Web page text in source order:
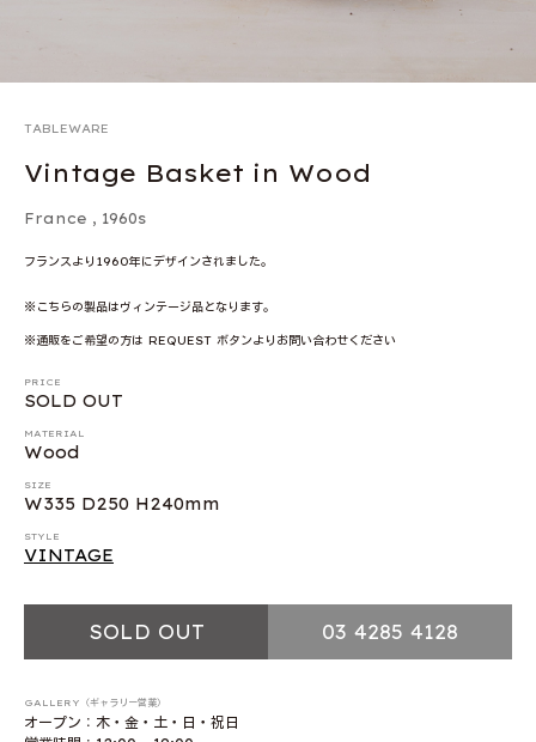
TABLEWARE
Vintage Basket in Wood
France , 1960s
フランスより1960年にデザインされました。
※こちらの製品はヴィンテージ品となります。
※通販をご希望の方は REQUEST ボタンよりお問い合わせください
PRICE
SOLD OUT
MATERIAL
Wood
SIZE
W335 D250 H240mm
STYLE
VINTAGE
SOLD OUT 03 4285 4128
GALLERY（ギャラリー営業）
オープン：木・金・土・日・祝日